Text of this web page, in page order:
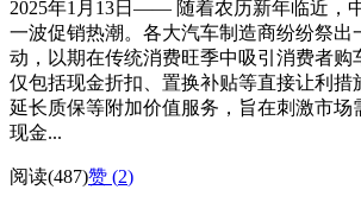
2025年1月13日—— 随着农历新年临近，
一波促销热潮。各大汽车制造商纷纷祭出
动，以期在传统消费旺季中吸引消费者购
仅包括现金折扣、置换补贴等直接让利措
延长质保等附加价值服务，旨在刺激市场
现金...
阅读(487)赞 (2)